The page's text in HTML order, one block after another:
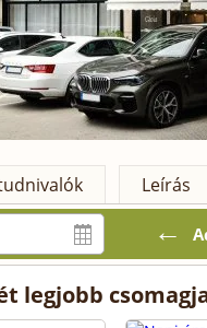
Leírás
←
legjobb